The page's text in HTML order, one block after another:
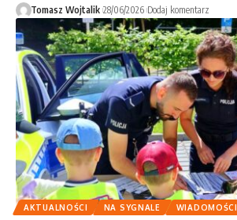
Tomasz Wojtalik 28/06/2026 Dodaj komentarz
AKTUALNOŚCI
NA SYGNALE WIADOMOŚCI